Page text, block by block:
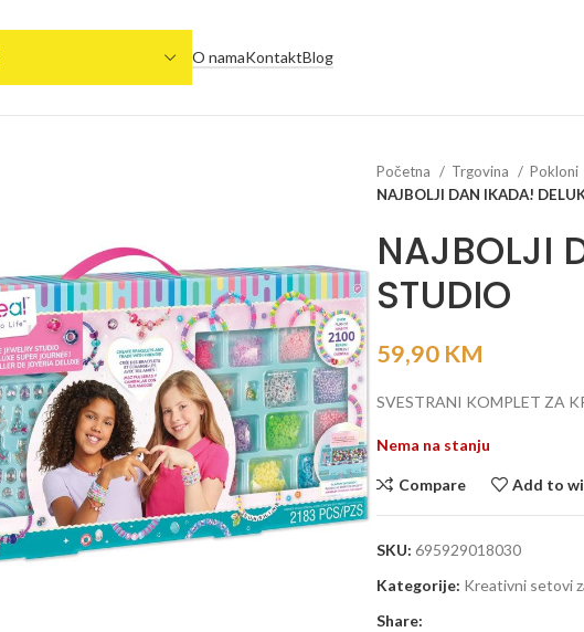
O namaKontaktBlog
Početna Trgovina Pokloni
NAJBOLJI DAN IKADA!
NAJBOLJI
STUDIO
59,90 KM
SVESTRANI KOMPLET ZA
Nema na stanju
Compare Add to
SKU: 695929018030
Kategorije: Kreativni setovi
Share: